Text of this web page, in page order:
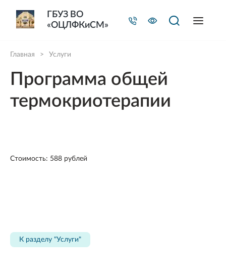
Главная > Услуги
Программа общей
термокриотерапии
Стоимость: 588 рублей
К разделу "Услуги"
ГБУЗ ВО
«ОЦЛФКиСМ»